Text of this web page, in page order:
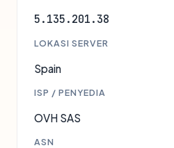
5.135.201.38
LOKASI SERVER
Spain
ISP / PENYEDIA
OVH SAS
ASN